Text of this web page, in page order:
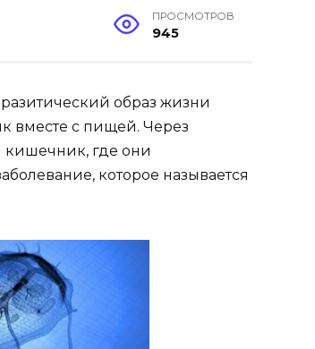
ПРОСМОТРОВ
945
образ жизни
вместе с пищей. Через
кишечник, где они
которое называется